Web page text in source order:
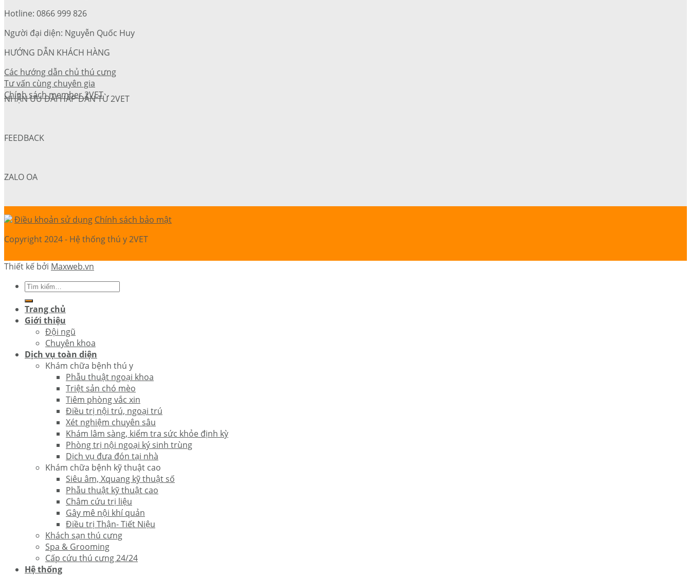
Hotline: 0866 999 826
Người đại diện: Nguyễn Quốc Huy
HƯỚNG DẪN KHÁCH HÀNG
Các hướng dẫn chủ thú cưng
Tư vấn cùng chuyên gia
Chính sách member 2VET
NHẬN ƯU ĐÃI HẤP DẪN TỪ 2VET
FEEDBACK
ZALO OA
Điều khoản sử dụng Chính sách bảo mật
Copyright 2024 - Hệ thống thú y 2VET
Thiết kế bởi Maxweb.vn
Trang chủ
Giới thiệu
Đội ngũ
Chuyên khoa
Dịch vụ toàn diện
Khám chữa bệnh thú y
Phẫu thuật ngoại khoa
Triệt sản chó mèo
Tiêm phòng vắc xin
Điều trị nội trú, ngoại trú
Xét nghiệm chuyên sâu
Khám lâm sàng, kiểm tra sức khỏe định kỳ
Phòng trị nội ngoại ký sinh trùng
Dịch vụ đưa đón tại nhà
Khám chữa bệnh kỹ thuật cao
Siêu âm, Xquang kỹ thuật số
Phẫu thuật kỹ thuật cao
Châm cứu trị liệu
Gây mê nội khí quản
Điều trị Thận- Tiết Niệu
Khách sạn thú cưng
Spa & Grooming
Cấp cứu thú cưng 24/24
Hệ thống